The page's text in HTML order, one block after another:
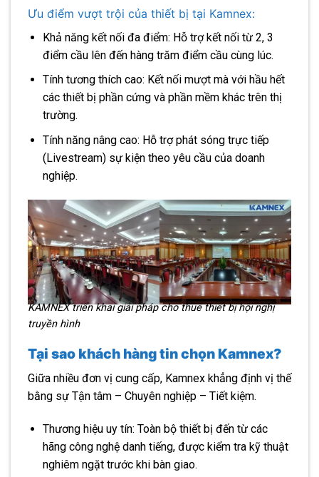
Ưu điểm vượt trội của thiết bị tại Kamnex:
Khả năng kết nối đa điểm: Hỗ trợ kết nối từ 2, 3
điểm cầu lên đến hàng trăm điểm cầu cùng lúc.
Tính tương thích cao: Kết nối mượt mà với hầu hết
các thiết bị phần cứng và phần mềm khác trên thị
trường.
Tính năng nâng cao: Hỗ trợ phát sóng trực tiếp
(Livestream) sự kiện theo yêu cầu của doanh
nghiệp.
KAMNEX triển khai giải pháp cho thuê thiết bị hội nghị
truyền hình
Tại sao khách hàng tin chọn Kamnex?
Giữa nhiều đơn vị cung cấp, Kamnex khẳng định vị thế
bằng sự Tận tâm – Chuyên nghiệp – Tiết kiệm.
Thương hiệu uy tín: Toàn bộ thiết bị đến từ các
hãng công nghệ danh tiếng, được kiểm tra kỹ thuật
nghiêm ngặt trước khi bàn giao.